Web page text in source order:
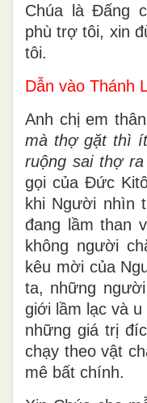
Chúa là Đấng
phù trợ tôi, xin
tôi.
Dẫn vào Thánh
Anh chị em
mà thợ gặt thì
ruộng sai thợ
gọi của Đức
khi Người nhìn
đang lầm than
không người
kêu mời của
ta, những
giới lầm lạc và
những giá trị
chạy theo vật
mê bất chính.